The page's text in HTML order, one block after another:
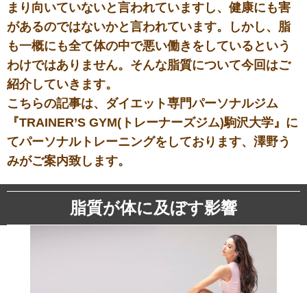
まり向いていないと言われていますし、健康にも害
があるのではないかと言われています。しかし、脂
も一概にも全て体の中で悪い働きをしているという
わけではありません。そんな脂質について今回はご
紹介していきます。
こちらの記事は、ダイエット専門パーソナルジム
『TRAINER’S GYM(トレーナーズジム)駒沢大学』に
てパーソナルトレーニングをしております、澤野う
みがご案内致します。
脂質が体に及ぼす影響